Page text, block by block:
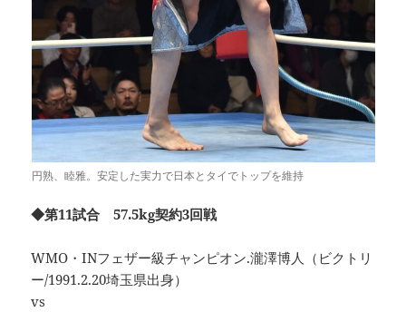
円熟、睦雅。安定した実力で日本とタイでトップを維持
◆第11試合 57.5kg契約3回戦
WMO・INフェザー級チャンピオン.瀧澤博人（ビクトリ
ー/1991.2.20埼玉県出身）
vs